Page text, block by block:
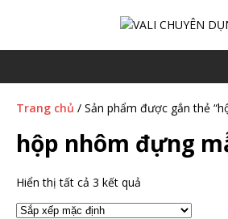
Trang chủ / Sản phẩm được gắn thẻ
hộp nhôm đựng
Hiển thị tất cả 3 kết quả